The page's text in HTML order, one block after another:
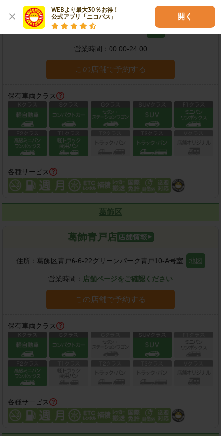
WEBより最大30％お得！
公式アプリ「ニコパス」
開く
練馬南田中店
住所： 練馬区南田中4-13-26
営業時間： 00:00-24:00
この店舗で予約する
保有車両クラス
各種サービス
葛飾区
葛飾青戸店
住所： 葛飾区青戸6-6-22グリーンパーク青戸10-A号室 地図
営業時間： 店舗ページをご確認ください
この店舗で予約する
保有車両クラス
各種サービス